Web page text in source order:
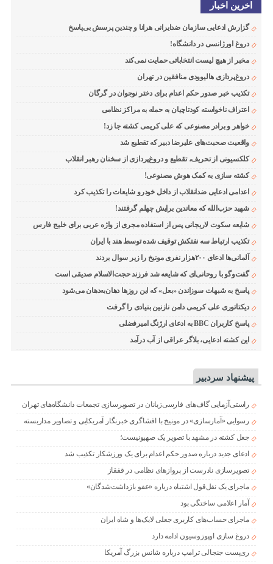
اخرین اخبار
گزارش ادعایی سازمان ضدایرانی هرانا و چندین پرسش بی‌پاسخ
دروغ اورژانسی در دانشگاه!
مخبر از هیچ لیست انتخاباتی حمایت نمی‌کند
دروغ‌پردازی هالیوودی منافقین در تهران
تکذیب خبر صدور حکم اعدام برای دختر نوجوان در گرگان
اعتراف ناخواسته کودتاچیان به حمله به مراکز نظامی
خواهر و برادر مصنوعی که علی کریمی کشته جا زد!
واقعیت صحبت‌های علیرضا دبیر که تقطیع شد
کلکسیونی از تحریف، تقطیع و دروغ‌پردازی از سخنان رهبر انقلاب
کشته سازی به کمک هوش مصنوعی!
اعدامی ادعایی ضدانقلاب از داخل خودرو شایعات را تکذیب کرد
شهید حزب‌الله که معاندین برایش چهلم گرفتند!
شایعه سکوت لاریجانی پس از استفاده مجری از واژه عربی برای خلیج فارس
تکذیب ارتباط سه نفتکش توقیف شده توسط هند با ایران
آلمانی‌ها ادعای ۲۰۰هزار نفری مونیخ را زیر سوال بردند
گفت‌وگو با روحانی‌ای که شایعه شد فرزند حجت‌الاسلام صدیقی است
پاسخ به شبهات سوزاندن «بعل» که این روزها دهان‌به‌دهان می‌شود
دیکتاتوری علی کریمی دامن نازنین بنیادی را گرفت
پاسخ کاربران BBC به ادعای ارژنگ امیرفضلی
این کشته ادعایی، بلاگر عراقی از آب درآمد
پیشنهاد سردبیر
راستی‌آزمایی گاف‌های فارسی‌زبانان در تصویرسازی تجمعات دانشگاه‌های تهران
رسوایی «آمارسازی» در مونیخ با افشاگری خبرنگار آمریکایی و تصاویر مداربسته
جعل کشته در مشهد با تصویر یک صهیونیست؛
ادعای جدید درباره صدور حکم اعدام برای یک ورزشکار تکذیب شد
تصویرسازی نادرست از پروازهای نظامی در قفقاز
ماجرای یک نقل‌قول اشتباه درباره «عفو بازداشت‌شدگان»
آمار اعلامی ساختگی بود
ماجرای حساب‌های کاربری جعلی لایک‌ها و شاه ایران
دروغ سازی اوپوزوسیون ادامه دارد
ری‌پست جنجالی ترامپ درباره شانس بزرگ آمریکا